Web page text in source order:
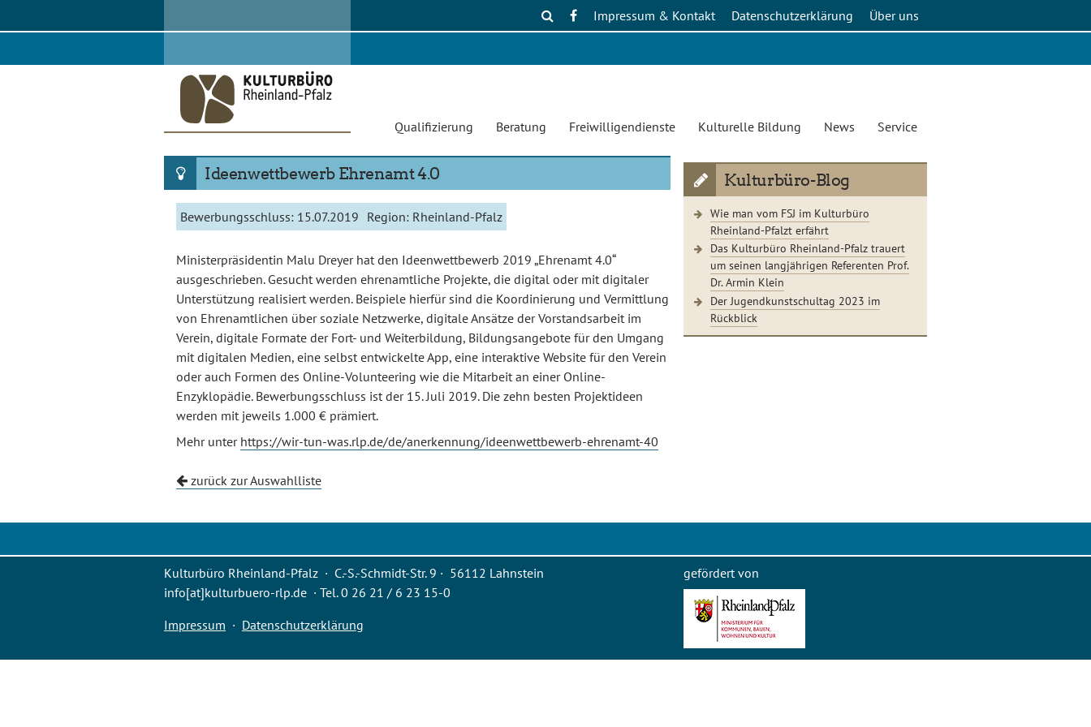
content
Über uns
Datenschutzerklärung
Impressum & Kontakt
Qualifizierung Beratung Freiwilligendienste Kulturelle Bildung News Service
Ideenwettbewerb Ehrenamt 4.0
Bewerbungsschluss: 15.07.2019 Region: Rheinland-Pfalz
Ministerpräsidentin Malu Dreyer hat den Ideenwettbewerb 2019 „Ehrenamt 4.0“
ausgeschrieben. Gesucht werden ehrenamtliche Projekte, die digital oder mit digitaler
Unterstützung realisiert werden. Beispiele hierfür sind die Koordinierung und Vermittlung
von Ehrenamtlichen über soziale Netzwerke, digitale Ansätze der Vorstandsarbeit im
Verein, digitale Formate der Fort- und Weiterbildung, Bildungsangebote für den Umgang
mit digitalen Medien, eine selbst entwickelte App, eine interaktive Website für den Verein
oder auch Formen des Online-Volunteering wie die Mitarbeit an einer Online-
Enzyklopädie. Bewerbungsschluss ist der 15. Juli 2019. Die zehn besten Projektideen
werden mit jeweils 1.000 € prämiert.
Mehr unter https://wir-tun-was.rlp.de/de/anerkennung/ideenwettbewerb-ehrenamt-40
zurück zur Auswahlliste
Kulturbüro-Blog
Wie man vom FSJ im Kulturbüro
Rheinland-Pfalzt erfährt
Das Kulturbüro Rheinland-Pfalz trauert
um seinen langjährigen Referenten Prof.
Dr. Armin Klein
Der Jugendkunstschultag 2023 im
Rückblick
Kulturbüro Rheinland-Pfalz · C.-S.-Schmidt-Str. 9 · 56112 Lahnstein
info[at]kulturbuero-rlp.de · Tel. 0 26 21 / 6 23 15-0
Impressum · Datenschutzerklärung
gefördert von